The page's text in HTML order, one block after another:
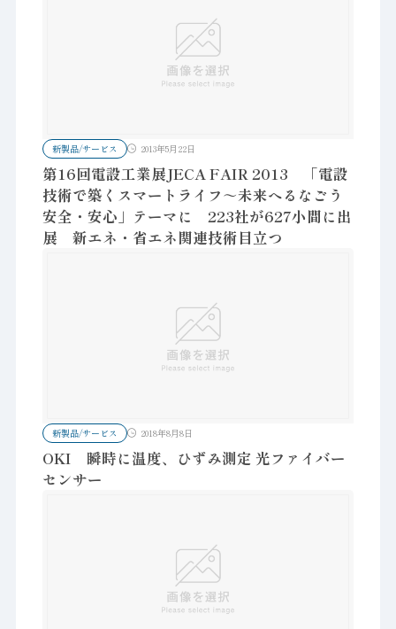
新製品/サービス 2013年5月22日
第16回電設工業展JECA FAIR 2013 「電設
技術で築くスマートライフ～未来へるなごう
安全・安心」テーマに 223社が627小間に出
展 新エネ・省エネ関連技術目立つ
新製品/サービス 2018年8月8日
OKI 瞬時に温度、ひずみ測定 光ファイバー
センサー